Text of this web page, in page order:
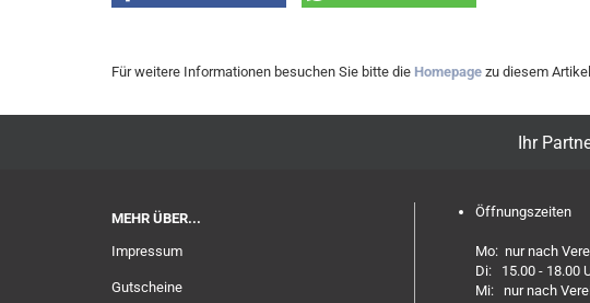
Für weitere Informationen besuchen Sie bitte die Homepage zu diesem
Ihr
MEHR ÜBER...
Impressum
Gutscheine
Öffnungszeiten
Mo: nur nach
Di: 15.00 - 18.00
Mi: nur nach